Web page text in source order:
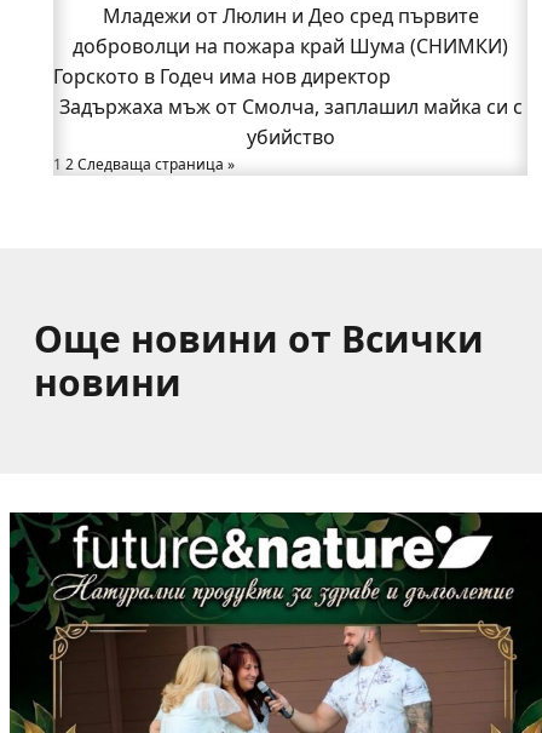
150 декара гори, треви и храсти изгоряха край
Годеч, десетки доброволци се хвърлиха в
битката с огъня (СНИМКИ/ВИДЕО)
Полицията влиза в селата
Възможни са прекъсвания на тока утре в части
от община Годеч
Младежи от Люлин и Део сред първите
доброволци на пожара край Шума (СНИМКИ)
Горското в Годеч има нов директор
Задържаха мъж от Смолча, заплашил майка си с
убийство
1 2Следваща страница »
Още новини от Всички
новини